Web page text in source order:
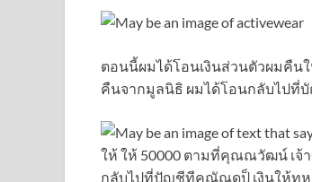
ตอนนี้ผมได้โอนเงินส่วนตัวผมคืน
คืนจากมูลนิธิ ผมได้โอนกลับไปที่